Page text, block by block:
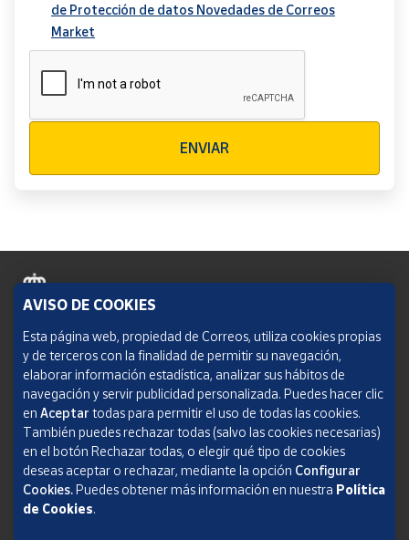
de Protección de datos Novedades de Correos
Market
ENVIAR
Política de cookies
Aviso legal
Condiciones del servicio
Política de Privacidad Web
Informe de transparencia
SOCIEDAD ESTATAL CORREOS Y TELÉGRAFOS, S.A., S.M.E. Todos los derechos
AVISO DE COOKIES
Esta página web, propiedad de Correos, utiliza cookies propias
y de terceros con la finalidad de permitir su navegación,
elaborar información estadística, analizar sus hábitos de
navegación y servir publicidad personalizada. Puedes hacer clic
en Aceptar todas para permitir el uso de todas las cookies.
También puedes rechazar todas (salvo las cookies necesarias)
en el botón Rechazar todas, o elegir qué tipo de cookies
deseas aceptar o rechazar, mediante la opción Configurar
Cookies.Puedes obtener más información en nuestra Política
de Cookies.